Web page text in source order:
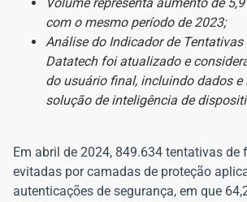
com o mesmo período de 2023;
Análise do Indicador de Tentativas
Datatech foi atualizado e
do usuário final, incluindo dados e
solução de inteligência de
Em abril de 2024, 849.634 tentativas de
evitadas por camadas de proteção
autenticações de segurança, em que